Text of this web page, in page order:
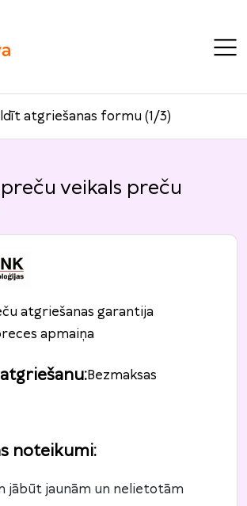
atgriešanas formu (1/3)
veikals preču
atgriešanas garantija
apmaiņa
:Bezmaksas
noteikumi:
jābūt jaunām un nelietotām